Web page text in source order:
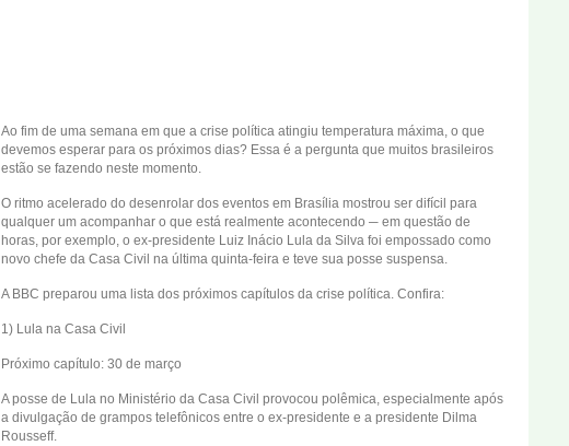
Ao fim de uma semana em que a crise política atingiu temperatura máxima, o que
devemos esperar para os próximos dias? Essa é a pergunta que muitos brasileiros
estão se fazendo neste momento.
O ritmo acelerado do desenrolar dos eventos em Brasília mostrou ser difícil para
qualquer um acompanhar o que está realmente acontecendo ─ em questão de
horas, por exemplo, o ex-presidente Luiz Inácio Lula da Silva foi empossado como
novo chefe da Casa Civil na última quinta-feira e teve sua posse suspensa.
A BBC preparou uma lista dos próximos capítulos da crise política. Confira:
1) Lula na Casa Civil
Próximo capítulo: 30 de março
A posse de Lula no Ministério da Casa Civil provocou polêmica, especialmente após
a divulgação de grampos telefônicos entre o ex-presidente e a presidente Dilma
Rousseff.